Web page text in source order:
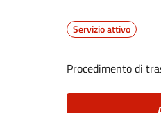
Servizio attivo
Procedimento di